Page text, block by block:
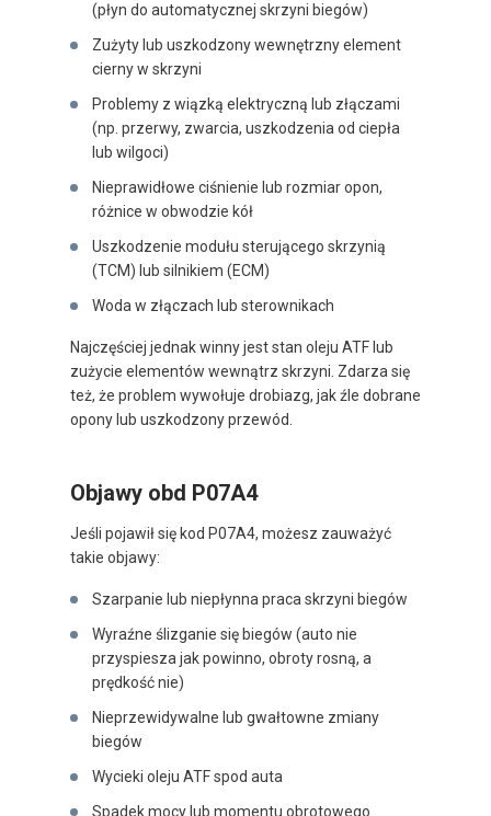
(płyn do automatycznej skrzyni biegów)
Zużyty lub uszkodzony wewnętrzny element
cierny w skrzyni
Problemy z wiązką elektryczną lub złączami
(np. przerwy, zwarcia, uszkodzenia od ciepła
lub wilgoci)
Nieprawidłowe ciśnienie lub rozmiar opon,
różnice w obwodzie kół
Uszkodzenie modułu sterującego skrzynią
(TCM) lub silnikiem (ECM)
Woda w złączach lub sterownikach
Najczęściej jednak winny jest stan oleju ATF lub
zużycie elementów wewnątrz skrzyni. Zdarza się
też, że problem wywołuje drobiazg, jak źle dobrane
opony lub uszkodzony przewód.
Objawy obd P07A4
Jeśli pojawił się kod P07A4, możesz zauważyć
takie objawy:
Szarpanie lub niepłynna praca skrzyni biegów
Wyraźne ślizganie się biegów (auto nie
przyspiesza jak powinno, obroty rosną, a
prędkość nie)
Nieprzewidywalne lub gwałtowne zmiany
biegów
Wycieki oleju ATF spod auta
Spadek mocy lub momentu obrotowego